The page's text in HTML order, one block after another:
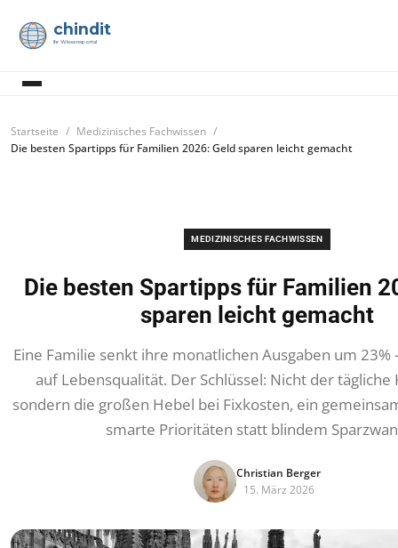
chindit
Ihr Wissensportal
Startseite
Medizinisches Fachwissen
Die besten Spartipps für Familien 2026: Geld sparen leicht gemacht
MEDIZINISCHES FACHWISSEN
Die besten Spartipps für Familien
sparen leicht gemacht
Eine Familie senkt ihre monatlichen Ausgaben um 23%
auf Lebensqualität. Der Schlüssel: Nicht der tägliche
sondern die großen Hebel bei Fixkosten, ein
smarte Prioritäten statt blindem
Christian Berger
15. März 2026